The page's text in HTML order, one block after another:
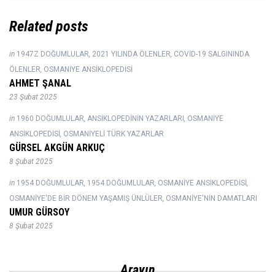
Related posts
in 1947Z DOĞUMLULAR, 2021 YILINDA ÖLENLER, COVID-19 SALGININDA
ÖLENLER, OSMANIYE ANSIKLOPEDISI
AHMET ŞANAL
23 Şubat 2025
in 1960 DOĞUMLULAR, ANSIKLOPEDININ YAZARLARI , OSMANIYE
ANSIKLOPEDISI, OSMANIYELI TÜRK YAZARLAR
GÜRSEL AKGÜN ARKUÇ
8 Şubat 2025
in 1954 DOĞUMLULAR, 1954 DOĞUMLULAR, OSMANIYE ANSIKLOPEDISI,
OSMANIYE'DE BIR DÖNEM YAŞAMIŞ ÜNLÜLER, OSMANIYE'NIN DAMATLARI
UMUR GÜRSOY
8 Şubat 2025